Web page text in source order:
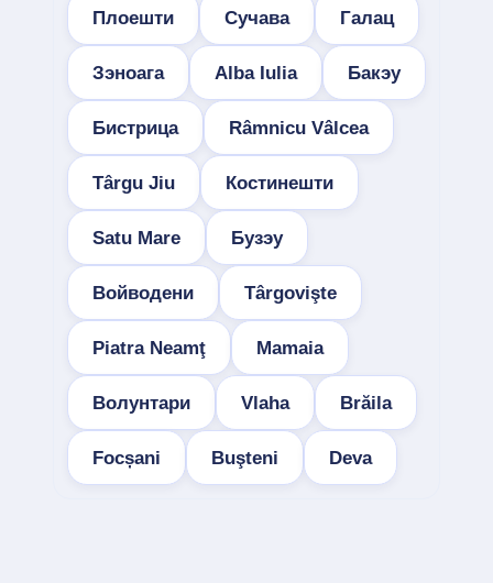
Плоешти Сучава Галац
Зэноага Alba Iulia Бакэу
Бистрица Râmnicu Vâlcea
Târgu Jiu Костинешти
Satu Mare Бузэу
Войводени Târgovişte
Piatra Neamţ Mamaia
Волунтари Vlaha Brăila
Focșani Buşteni Deva